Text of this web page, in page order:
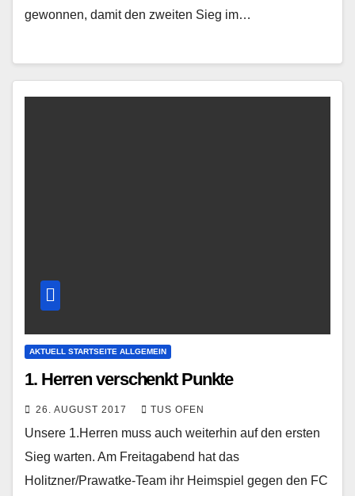
gewonnen, damit den zweiten Sieg im…
AKTUELL STARTSEITE ALLGEMEIN
1. Herren verschenkt Punkte
26. AUGUST 2017 TUS OFEN
Unsere 1.Herren muss auch weiterhin auf den ersten
Sieg warten. Am Freitagabend hat das
Holitzner/Prawatke-Team ihr Heimspiel gegen den FC